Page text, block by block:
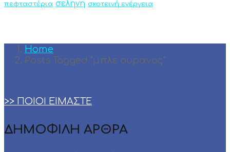
πεφταστέρια σεληνη σκοτεινή ενέργεια
Home
Posts Tagged "μπλε ουρανος"
>> ΠΟΙΟΙ ΕΙΜΑΣΤΕ
ΔΗΜΟΦΙΛΗ ΑΡΘΡΑ